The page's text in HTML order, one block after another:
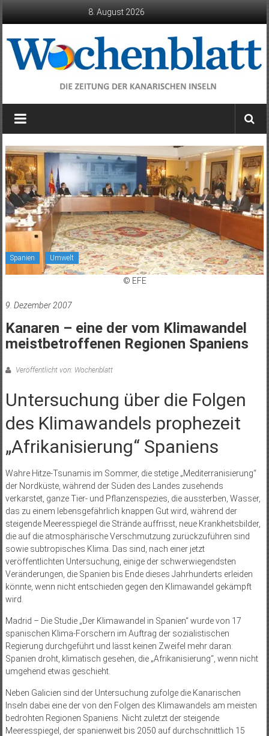
8. August 2026
Wochenblatt
die
der
Kanarischen
Inseln
Spanien Umwelt
© EFE
9. Dezember 2007
Kanaren – eine der vom Klimawandel
meistbetroffenen Regionen Spaniens
Veröffentlicht von: Wochenblatt
Untersuchung über die Folgen
des Klimawandels prophezeit
„Afrikanisierung“ Spaniens
Wahre Hitze-Tsunamis im Sommer, die stetige „Mediterranisierung“
der Nordküste, während der Süden des Landes zusehends
verkarstet, ganze Tier- und Pflanzenspezies, die aussterben, Wasser,
das zu einem lebensgefährlich knappen Gut wird, wäh­rend der
steigende Meeresspiegel die Strände auffrisst, neue Krankheitsbilder,
die auf die atmosphärische Verschmutzung zurückzuführen sind
sowie subtropisches Klima. Das sind, nach einer jetzt
veröffentlichten Untersuchung, einige der schwerwiegendsten
Veränderungen, die Spanien bis Ende dieses Jahrhunderts erleiden
könnte, wenn nicht entschieden gegen den Klimawandel gekämpft
wird.
Madrid – Die Studie „Der Klimawandel in Spanien“ wurde von 17
spanischen Klima-Forschern im Auftrag der sozialistischen
Regierung durchgeführt und lässt keinen Zweifel mehr daran:
Spanien droht, klimatisch gesehen, die „Afrikanisierung“, wenn nicht
umgehend etwas geschieht.
Neben Galicien sind der Untersuchung zufolge die Kanarischen
Inseln dabei eine der von den Folgen des Klimawandels am meisten
bedrohten Regionen Spaniens. Nicht zuletzt der steigende
Meeresspiegel, der spanienweit bis 2050 auf durchschnittlich 15